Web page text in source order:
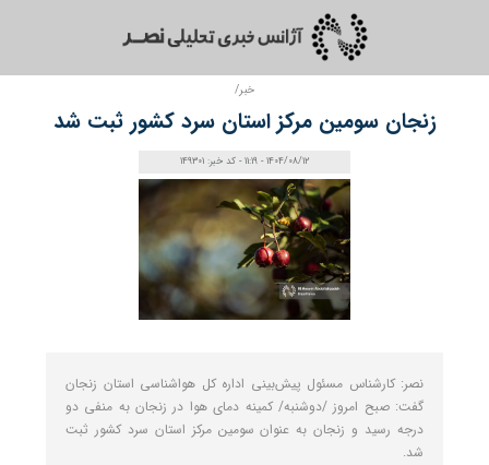
خبر/
زنجان سومین مرکز استان سرد کشور ثبت شد
1404/08/12 - 11:19 - کد خبر: 149301
نصر: کارشناس مسئول پیش‌بینی اداره کل هواشناسی استان زنجان
گفت: صبح امروز /دوشنبه/ کمینه دمای هوا در زنجان به منفی دو
درجه رسید و زنجان به عنوان سومین مرکز استان سرد کشور ثبت
شد.